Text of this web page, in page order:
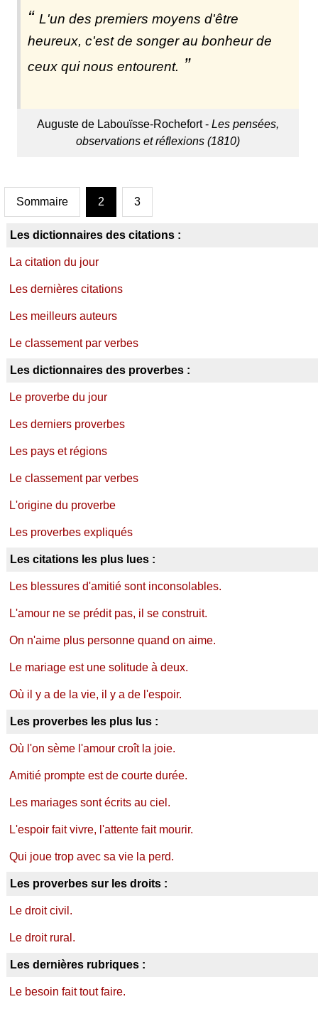
L'un des premiers moyens d'être
heureux, c'est de songer au bonheur de
ceux qui nous entourent.
Auguste de Labouïsse-Rochefort - Les pensées,
observations et réflexions (1810)
Sommaire 2 3
Les dictionnaires des citations :
La citation du jour
Les dernières citations
Les meilleurs auteurs
Le classement par verbes
Les dictionnaires des proverbes :
Le proverbe du jour
Les derniers proverbes
Les pays et régions
Le classement par verbes
L'origine du proverbe
Les proverbes expliqués
Les citations les plus lues :
Les blessures d'amitié sont inconsolables.
L'amour ne se prédit pas, il se construit.
On n'aime plus personne quand on aime.
Le mariage est une solitude à deux.
Où il y a de la vie, il y a de l'espoir.
Les proverbes les plus lus :
Où l'on sème l'amour croît la joie.
Amitié prompte est de courte durée.
Les mariages sont écrits au ciel.
L'espoir fait vivre, l'attente fait mourir.
Qui joue trop avec sa vie la perd.
Les proverbes sur les droits :
Le droit civil.
Le droit rural.
Les dernières rubriques :
Le besoin fait tout faire.